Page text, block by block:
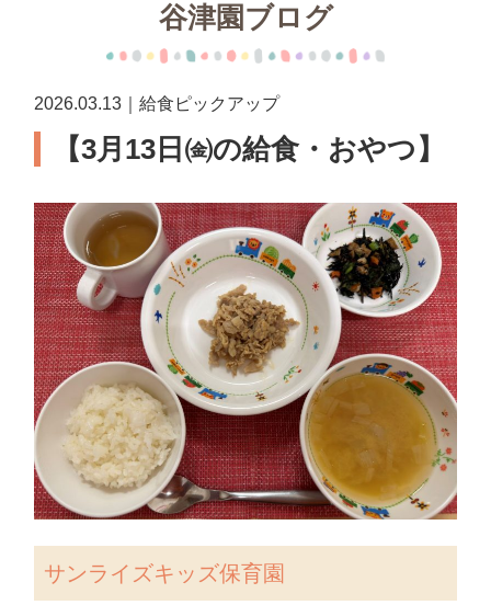
谷津園ブログ
2026.03.13｜給食ピックアップ
【3月13日㈮の給食・おやつ】
サンライズキッズ保育園